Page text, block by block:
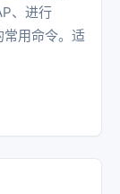
、进行
用命令。适